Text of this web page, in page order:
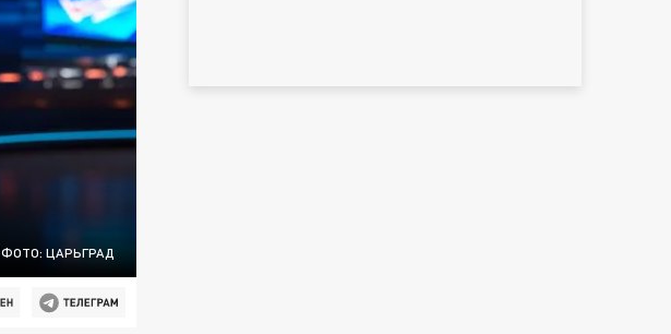
ФОТО: ЦАРЬГРАД